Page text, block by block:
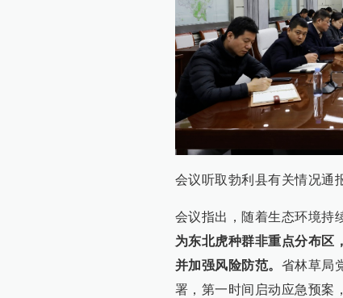
会议听取勃利县有关情况通
会议指出，随着生态环境持
为东北虎种群非重点分布区
并加强风险防范。 省林草局
署，第一时间启动应急预案